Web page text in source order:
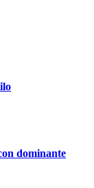
dominante